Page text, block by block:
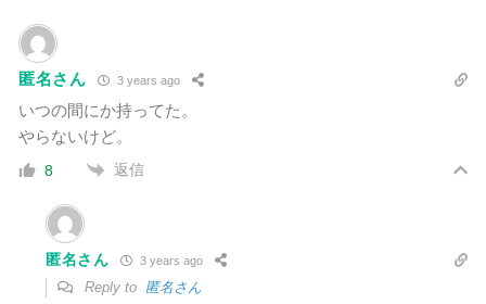
匿名さん 3 years ago
いつの間にか持ってた。
やらないけど。
8 返信
匿名さん 3 years ago
Reply to 匿名さん